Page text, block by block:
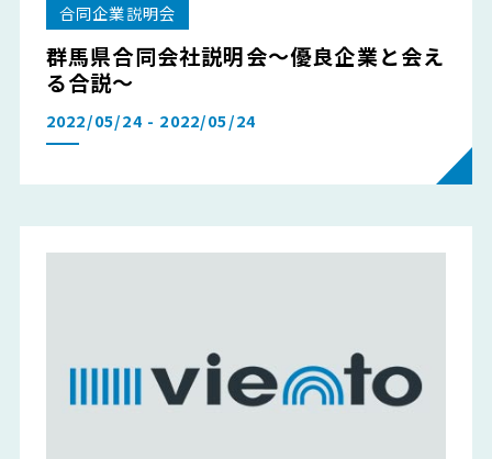
合同企業説明会
群馬県合同会社説明会～優良企業と会え
る合説～
2022/05/24 - 2022/05/24